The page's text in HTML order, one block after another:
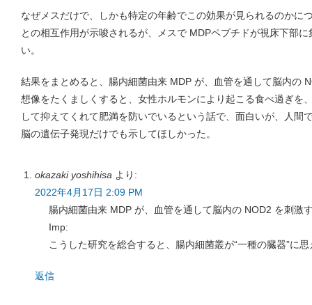
なぜメスだけで、しかも特定の年齢でこの効果が見られるのかに
との相互作用が示唆されるが、メスで MDPペプチドが視床下部
い。
結果をまとめると、腸内細菌由来 MDP が、血管を通して脳内の
想像をたくましくすると、女性ホルモンにより起こる食べ過ぎを
して抑えてくれて肥満を防いでいるという話で、面白いが、人間
脳の遺伝子発現だけでも示してほしかった。
okazaki yoshihisa より:
2022年4月17日 2:09 PM
腸内細菌由来 MDP が、血管を通して脳内の NOD2 を刺激
Imp:
こうした研究を総合すると、腸内細菌叢が“一種の臓器”に
返信